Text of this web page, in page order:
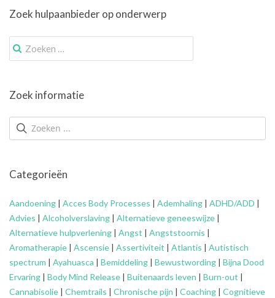
Zoek hulpaanbieder op onderwerp
Zoek
Zoek informatie
Categorieën
Aandoening | Acces Body Processes | Ademhaling | ADHD/ADD |
Advies | Alcoholverslaving | Alternatieve geneeswijze |
Alternatieve hulpverlening | Angst | Angststoornis |
Aromatherapie | Ascensie | Assertiviteit | Atlantis | Autistisch
spectrum | Ayahuasca | Bemiddeling | Bewustwording | Bijna Dood
Ervaring | Body Mind Release | Buitenaards leven | Burn-out |
Cannabisolie | Chemtrails | Chronische pijn | Coaching | Cognitieve